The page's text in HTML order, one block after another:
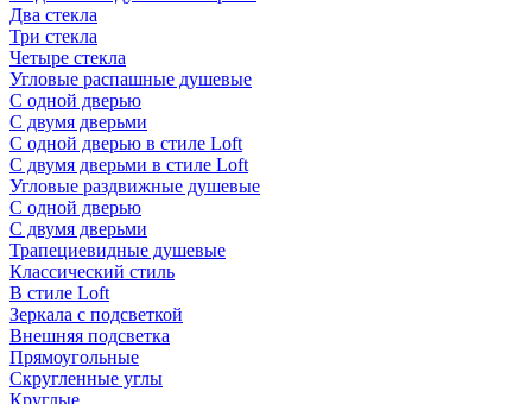
Два стекла
Три стекла
Четыре стекла
Угловые распашные душевые
С одной дверью
С двумя дверьми
С одной дверью в стиле Loft
С двумя дверьми в стиле Loft
Угловые раздвижные душевые
С одной дверью
С двумя дверьми
Трапециевидные душевые
Классический стиль
В стиле Loft
Зеркала с подсветкой
Внешняя подсветка
Прямоугольные
Скругленные углы
Круглые